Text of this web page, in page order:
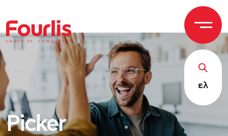
GROUP OF C OM P ANI E S
ελ
Picker